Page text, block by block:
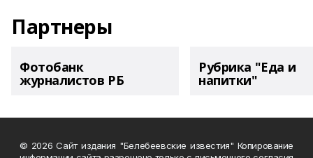
Партнеры
Фотобанк
журналистов РБ
Рубрика "Еда и
напитки"
© 2026 Сайт издания "Белебеевские известия" Копирование